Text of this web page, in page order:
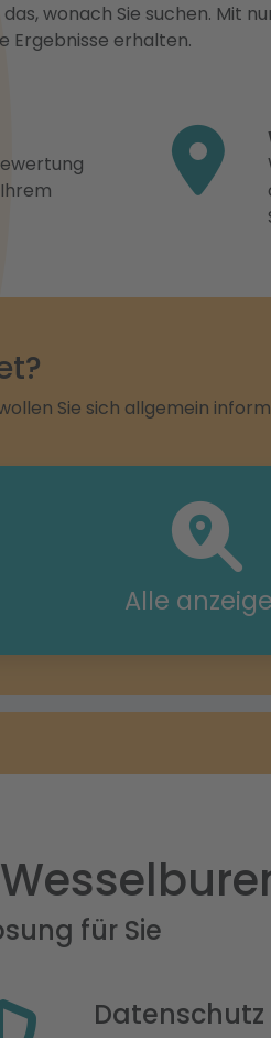
wonach Sie suchen. Mit
Ergebnisse erhalten.
Sie sich allgemein
Alle
für Sie